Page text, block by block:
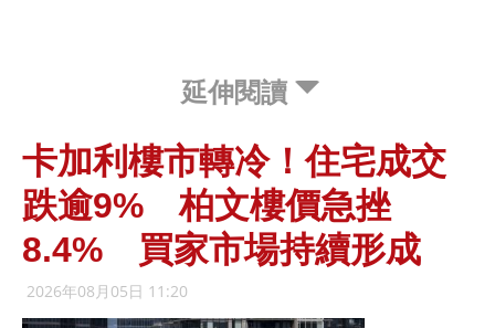
延伸閱讀
卡加利樓市轉冷！住宅成交
跌逾9% 柏文樓價急挫
8.4% 買家市場持續形成
2026年08月05日 11:20